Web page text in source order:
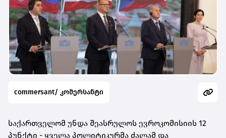
commersant/ კომერსანტი
საქართველომ უნდა შეასრულოს ევროკომისიის 12
პუნქტი - ყველა პოლიტიკურმა ძალამ და